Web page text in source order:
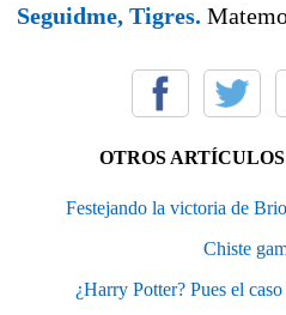
Seguidme, Tigres.
OTROS
Festejando la victoria de
Chiste
¿Harry Potter? Pues el